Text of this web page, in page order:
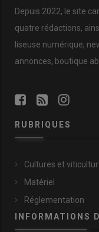
Depuis 2022, le site
quatre rédactions,
liseuse numérique,
annonces, boutique
RUBRIQUES
Cultures et
Matériel
Réglementation
INFORMATIONS